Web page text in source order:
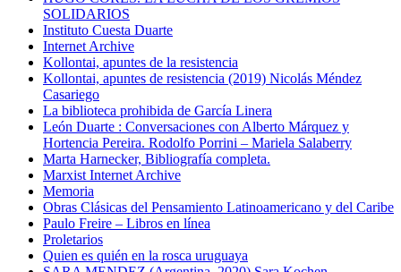
SOLIDARIOS
Instituto Cuesta Duarte
Internet Archive
Kollontai, apuntes de la resistencia
Kollontai, apuntes de resistencia (2019) Nicolás Méndez
Casariego
La biblioteca prohibida de García Linera
León Duarte : Conversaciones con Alberto Márquez y
Hortencia Pereira. Rodolfo Porrini – Mariela Salaberry
Marta Harnecker, Bibliografía completa.
Marxist Internet Archive
Memoria
Obras Clásicas del Pensamiento Latinoamericano y del Caribe
Paulo Freire – Libros en línea
Proletarios
Quien es quién en la rosca uruguaya